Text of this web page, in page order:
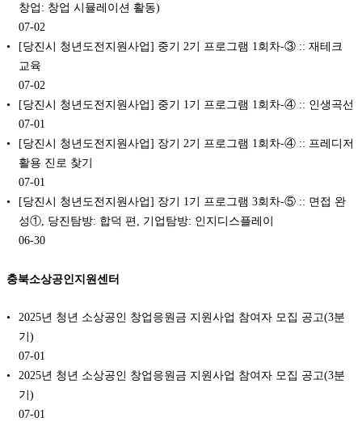
창업: 창업 시뮬레이션 활동)
07-02
[당진시 청년도전지원사업] 중기 2기 프로그램 1회차-③ :: 재테크
교육
07-02
[당진시 청년도전지원사업] 중기 1기 프로그램 1회차-④ :: 인생곡선
07-01
[당진시 청년도전지원사업] 장기 2기 프로그램 1회차-④ :: 프레디저
활용 진로 찾기
07-01
[당진시 청년도전지원사업] 장기 1기 프로그램 3회차-⑤ :: 면접 완
성①, 당진탐방: 합덕 편, 기업탐방: 인지디스플레이
06-30
충북소상공인지원센터
2025년 청년 소상공인 창업응원금 지원사업 참여자 모집 공고(3분
기)
07-01
2025년 청년 소상공인 창업응원금 지원사업 참여자 모집 공고(3분
기)
07-01